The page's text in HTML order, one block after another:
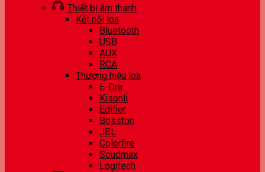
Thiết bị âm thanh
Kết nối loa
Bluetooth
USB
AUX
RCA
Thương hiệu loa
E-Dra
Kisonli
Edifier
Bosston
JBL
Colorfire
Soudmax
Logitech